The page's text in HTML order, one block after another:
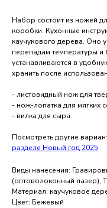
Набор состоит из ножей
коробки. Кухонные
каучукового дерева. Оно
перепадам температуры
устанавливаются в
хранить после
- листовидный нож для
- нож-лопатка для мягких
- вилка для сыра.
Посмотреть другие
разделе Новый год 2025.
Виды нанесения:
(оптоволоконный лазер),
Материал: каучуковое
Цвет: Бежевый